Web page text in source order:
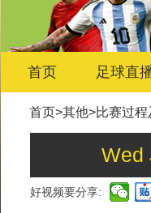
首页 足球直
首页>其他>比赛过程
Wed
好视频要分享: